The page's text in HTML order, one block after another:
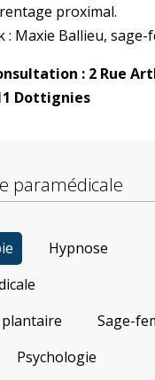
proximal.
: Maxie Ballieu, sage-
: 2 Rue
Dottignies
paramédicale
Hypnose
Sage-
Psychologie